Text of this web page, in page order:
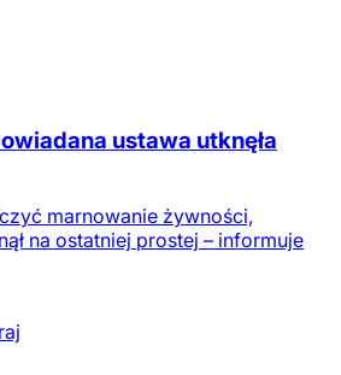
ustawa utknęła
marnowanie żywności,
na ostatniej prostej – informuje